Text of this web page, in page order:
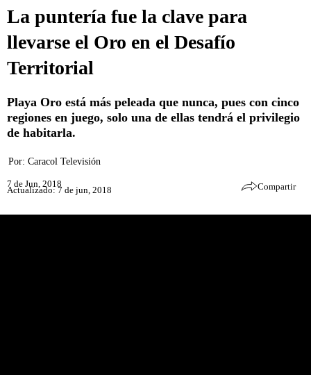
La puntería fue la clave para
llevarse el Oro en el Desafío
Territorial
Playa Oro está más peleada que nunca, pues con cinco
regiones en juego, solo una de ellas tendrá el privilegio
de habitarla.
Por: Caracol Televisión
7 de Jun, 2018
Actualizado: 7 de jun, 2018 Compartir